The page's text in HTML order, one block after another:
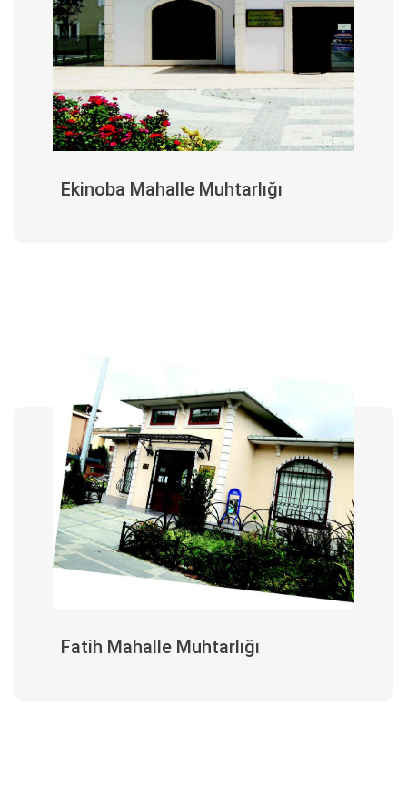
Ekinoba Mahalle Muhtarlığı
Fatih Mahalle Muhtarlığı